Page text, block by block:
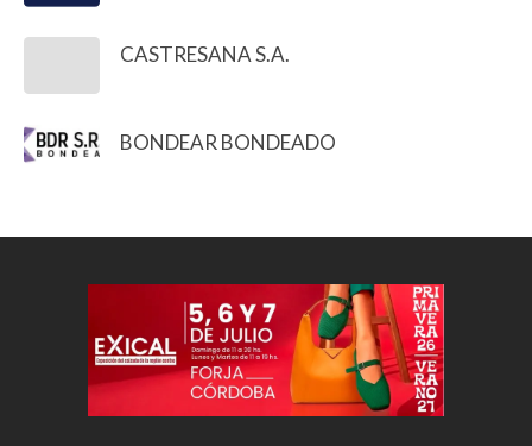
CASTRESANA S.A.
BONDEAR BONDEADO